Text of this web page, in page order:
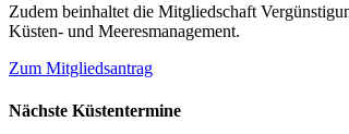
Zudem beinhaltet die Mitgliedschaft
Küsten- und Meeresmanagement.
Zum Mitgliedsantrag
Nächste Küstentermine